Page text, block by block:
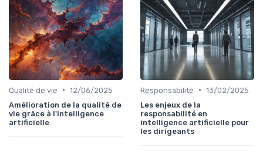
Qualité de vie • 12/06/2025
Amélioration de la qualité de
vie grâce à l'intelligence
artificielle
Responsabilité • 13/02/2025
Les enjeux de la
responsabilité en
intelligence artificielle pour
les dirigeants